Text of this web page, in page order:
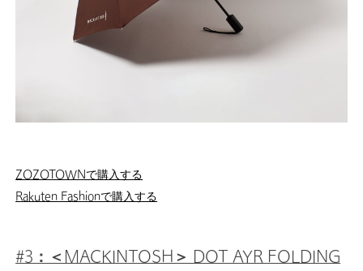
ZOZOTOWNで購入する
Rakuten Fashionで購入する
#3：＜MACKINTOSH＞ DOT AYR FOLDING